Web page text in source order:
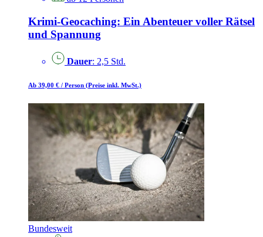
Krimi-Geocaching: Ein Abenteuer voller Rätsel
und Spannung
Dauer: 2,5 Std.
Ab 39,00 € / Person (Preise inkl. MwSt.)
Bundesweit